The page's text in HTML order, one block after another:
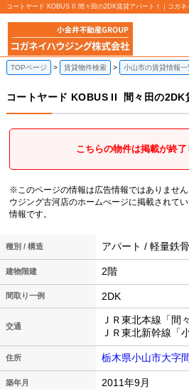
コートヤード KOBUS II 間々田の2DK賃貸アパート！｜コガネ
TOPページ 賃貸物件検索 小山市の賃貸情報一
コートヤード KOBUS II 間々田の2DK
こちらの物件は掲載が終了
※このページの情報は広告情報ではありませ
ウジング古河店のホームぺージに掲載されて
情報です。
種別 / 構造 アパート / 軽量鉄
建物階建 2階
間取り一例 2DK
交通
ＪＲ東北本線「間
ＪＲ東北新幹線「
住所 栃木県小山市大字
築年月 2011年9月